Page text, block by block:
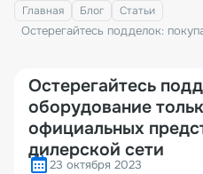
Главная Блог Статьи
Остерегайтесь
оборудование
официальных
дилерской сети
23 октября 2023